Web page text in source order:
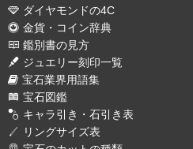
ダイヤモンドの4C
金貨・コイン辞典
鑑別書の見方
ジュエリー刻印一覧
宝石業界用語集
宝石図鑑
キャラ引き・石引き表
リングサイズ表